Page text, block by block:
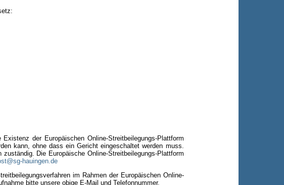
der Europäischen Online-Streitbeilegungs-Plattform
kann, ohne dass ein Gericht eingeschaltet werden muss.
Die Europäische Online-Streitbeilegungs-Plattform
hauingen.de
im Rahmen der Europäischen Online-
bitte unsere obige E-Mail und Telefonnummer.